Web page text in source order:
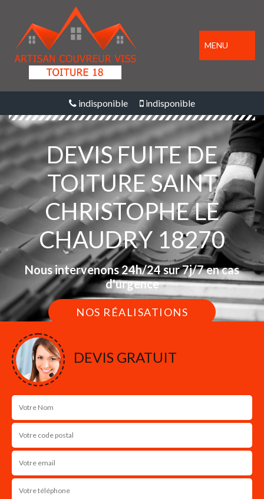
MENU
indisponible indisponible
DEVIS FUITE DE
TOITURE SAINT
CHRISTOPHE LE
CHAUDRY 18270
Nous intervenons 24h/24 sur 7j/7 en cas
d'urgence
NOS RÉALISATIONS
DEVIS GRATUIT